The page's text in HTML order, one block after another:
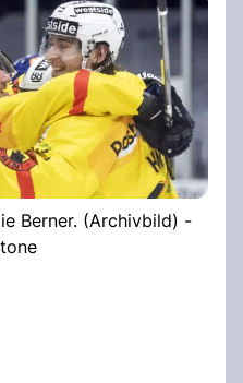
Berner. (Archivbild) -